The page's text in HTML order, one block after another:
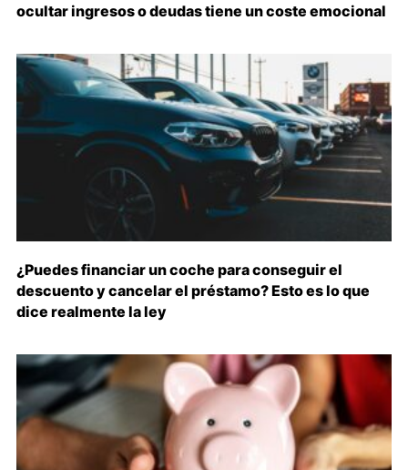
ocultar ingresos o deudas tiene un coste emocional
¿Puedes financiar un coche para conseguir el
descuento y cancelar el préstamo? Esto es lo que
dice realmente la ley